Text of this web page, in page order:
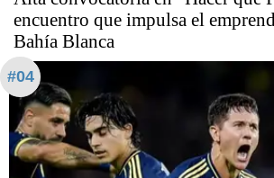
encuentro que impulsa el
Bahía Blanca
#04